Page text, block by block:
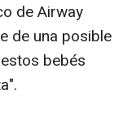
de Airway
de una posible
bebés